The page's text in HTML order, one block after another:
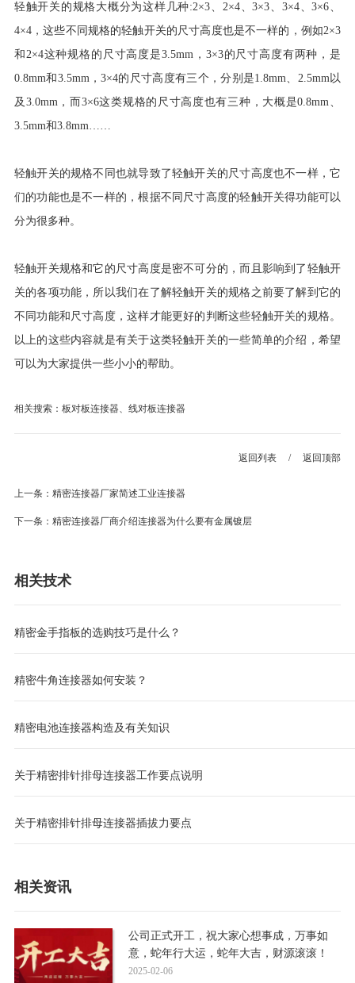
轻触开关的规格大概分为这样几种:2×3、2×4、3×3、3×4、3×6、
4×4，这些不同规格的轻触开关的尺寸高度也是不一样的，例如2×3
和2×4这种规格的尺寸高度是3.5mm，3×3的尺寸高度有两种，是
0.8mm和3.5mm，3×4的尺寸高度有三个，分别是1.8mm、2.5mm以
及3.0mm，而3×6这类规格的尺寸高度也有三种，大概是0.8mm、
3.5mm和3.8mm……
轻触开关的规格不同也就导致了轻触开关的尺寸高度也不一样，它
们的功能也是不一样的，根据不同尺寸高度的轻触开关得功能可以
分为很多种。
轻触开关规格和它的尺寸高度是密不可分的，而且影响到了轻触开
关的各项功能，所以我们在了解轻触开关的规格之前要了解到它的
不同功能和尺寸高度，这样才能更好的判断这些轻触开关的规格。
以上的这些内容就是有关于这类轻触开关的一些简单的介绍，希望
可以为大家提供一些小小的帮助。
相关搜索：板对板连接器、线对板连接器
返回列表 / 返回顶部
上一条：精密连接器厂家简述工业连接器
下一条：精密连接器厂商介绍连接器为什么要有金属镀层
相关技术
精密金手指板的选购技巧是什么？
精密牛角连接器如何安装？
精密电池连接器构造及有关知识
关于精密排针排母连接器工作要点说明
关于精密排针排母连接器插拔力要点
相关资讯
公司正式开工，祝大家心想事成，万事如
意，蛇年行大运，蛇年大吉，财源滚滚！
2025-02-06